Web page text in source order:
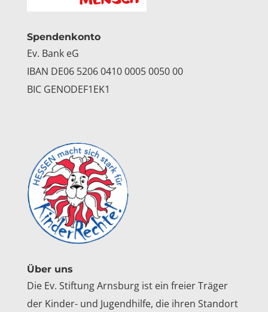
Spendenkonto
Ev. Bank eG
IBAN DE06 5206 0410 0005 0050 00
BIC GENODEF1EK1
Über uns
Die Ev. Stiftung Arnsburg ist ein freier Träger
der Kinder- und Jugendhilfe, die ihren Standort